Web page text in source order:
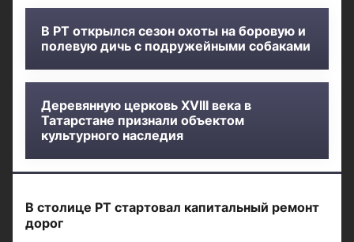
В РТ открылся сезон охоты на боровую и
полевую дичь с подружейными собаками
Деревянную церковь XVIII века в
Татарстане признали объектом
культурного наследия
В столице РТ стартовал капитальный ремонт
дорог